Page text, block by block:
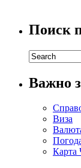
Поиск
Важно
Виза
Карта